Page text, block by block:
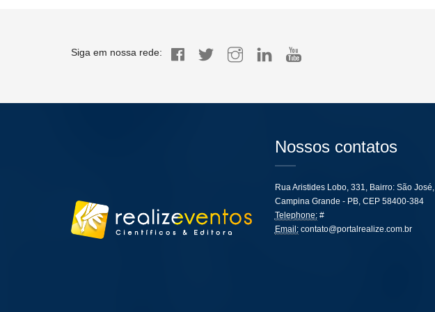
Siga em nossa rede:
Nossos contatos
Rua Aristides Lobo, 331, Bairro: São José,
Campina Grande - PB, CEP 58400-384
Telephone:#
Email: contato@portalrealize.com.br